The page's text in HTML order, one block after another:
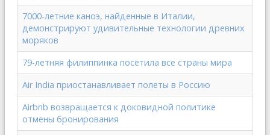
7000-летние каноэ, найденные в Италии,
демонстрируют удивительные технологии древних
моряков
79-летняя филиппинка посетила все страны мира
Air India приостанавливает полеты в Россию
Airbnb возвращается к доковидной политике
отмены бронирования